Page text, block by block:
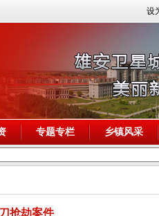
设
专题专栏 乡镇风采
抢劫案件